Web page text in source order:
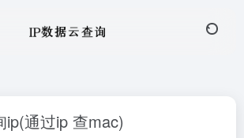
ip(通过ip 查mac)